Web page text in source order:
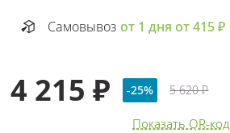
Самовывоз от 1 дня от 415 ₽
4 215 ₽ -25% 5 620 ₽
Показать QR-код